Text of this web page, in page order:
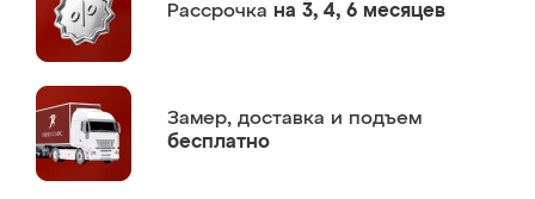
Рассрочка на 3, 4, 6 месяцев
Замер, доставка и подъем
бесплатно